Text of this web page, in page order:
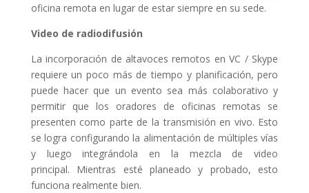
oficina remota en lugar de estar siempre en su sede.
Video de radiodifusión
La incorporación de altavoces remotos en VC / Skype
requiere un poco más de tiempo y planificación, pero
puede hacer que un evento sea más colaborativo y
permitir que los oradores de oficinas remotas se
presenten como parte de la transmisión en vivo. Esto
se logra configurando la alimentación de múltiples vías
y luego integrándola en la mezcla de video
principal. Mientras esté planeado y probado, esto
funciona realmente bien.